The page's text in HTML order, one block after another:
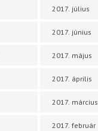
2017. július
2017. június
2017. május
2017. április
2017. március
2017. február